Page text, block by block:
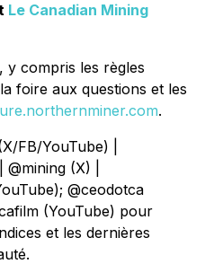
Le Canadian Mining
compris les règles
foire aux questions et les
.
FB/YouTube) |
(X) |
@ceodotca
(YouTube) pour
et les dernières